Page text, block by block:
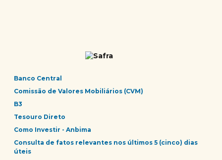
Banco Central
Comissão de Valores Mobiliários (CVM)
B3
Tesouro Direto
Como Investir - Anbima
Consulta de fatos relevantes nos últimos 5 (cinco) dias
úteis